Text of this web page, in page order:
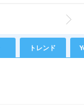
トレンド